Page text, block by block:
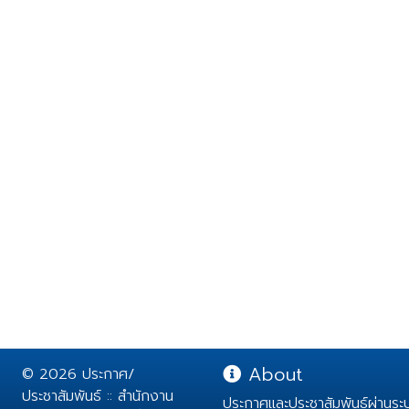
© 2026 ประกาศ/
ประชาสัมพันธ์ :: สำนักงาน
About
ประกาศและประชาสัมพันธ์ผ่านร